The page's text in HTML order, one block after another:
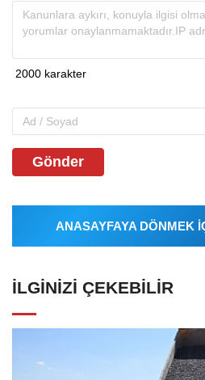
Gönder
ANASAYFAYA DÖNMEK
İLGINIZI ÇEKEBILIR